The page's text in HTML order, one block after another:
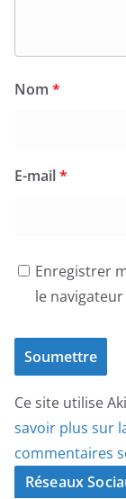
Nom *
E-mail*
Enregistrer
le
Ce site utilise
savoir plus sur
commentaires
Réseaux